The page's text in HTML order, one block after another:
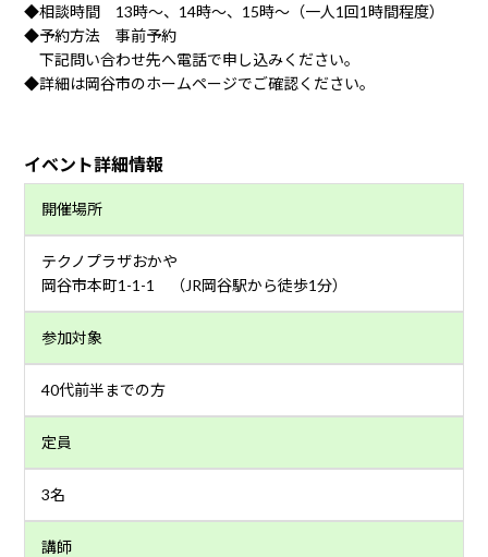
◆相談時間 13時～、14時～、15時～（一人1回1時間程度）
◆予約方法 事前予約
下記問い合わせ先へ電話で申し込みください。
◆詳細は岡谷市のホームページでご確認ください。
イベント詳細情報
開催場所
テクノプラザおかや
岡谷市本町1-1-1 （JR岡谷駅から徒歩1分）
参加対象
40代前半までの方
定員
3名
講師